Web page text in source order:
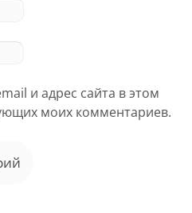
и адрес сайта в этом
моих комментариев.